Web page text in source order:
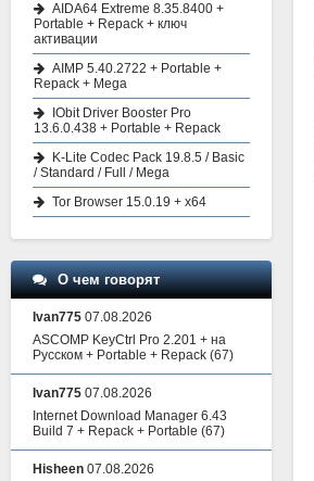
AIDA64 Extreme 8.35.8400 +
Portable + Repack + ключ
активации
AIMP 5.40.2722 + Portable +
Repack + Mega
IObit Driver Booster Pro
13.6.0.438 + Portable + Repack
K-Lite Codec Pack 19.8.5 / Basic
/ Standard / Full / Mega
Tor Browser 15.0.19 + x64
О чем говорят
Ivan775 07.08.2026
ASCOMP KeyCtrl Pro 2.201 + на
Русском + Portable + Repack (67)
Ivan775 07.08.2026
Internet Download Manager 6.43
Build 7 + Repack + Portable (67)
Hisheen 07.08.2026